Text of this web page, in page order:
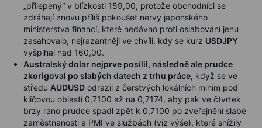
„přilepený“ v blízkosti 159,00, protože obchodníci se
zdráhají znovu příliš pokoušet nervy japonského
ministerstva financí, které nedávno proti oslabování jenu
zasahovalo, nejrazantněji ve chvíli, kdy se kurz USDJPY
vyšplhal nad 160,00.
Australský dolar nejprve posílil, následně ale prudce
zkorigoval po slabých datech z trhu práce, když se ve
středu AUDUSD odrazil z čerstvých lokálních minim pod
klíčovou oblastí 0,7100 až na 0,7174, aby pak ve čtvrtek
brzy ráno prudce spadl zpět k 0,7100 po zveřejnění slabé
zaměstnanosti a PMI ve službách (viz výše), které snížily